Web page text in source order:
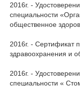
2016г. -
специальности
общественное
2016г. - Сертификат
здравоохранения и
2016г. -
специальности «